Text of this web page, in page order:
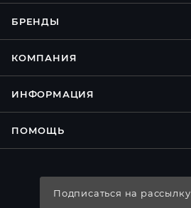
БРЕНДЫ
КОМПАНИЯ
ИНФОРМАЦИЯ
ПОМОЩЬ
Подписаться на рассылку